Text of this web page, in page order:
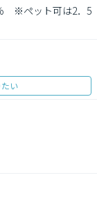
　※ペット可は2．5
い